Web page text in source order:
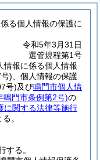
る個人情報の保護に
令和5年3月31日
選管規程第1号
情報に係る個人情報
) 、個人情報の保護
号)及び鳴門市個人情
鳴門市条例第2号)の
に関する法律等施行
。
する。